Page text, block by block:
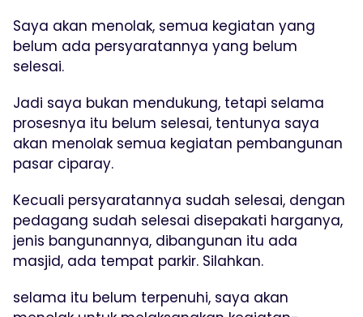
Saya akan menolak, semua kegiatan yang
belum ada persyaratannya yang belum
selesai.
Jadi saya bukan mendukung, tetapi selama
prosesnya itu belum selesai, tentunya saya
akan menolak semua kegiatan pembangunan
pasar ciparay.
Kecuali persyaratannya sudah selesai, dengan
pedagang sudah selesai disepakati harganya,
jenis bangunannya, dibangunan itu ada
masjid, ada tempat parkir. Silahkan.
selama itu belum terpenuhi, saya akan